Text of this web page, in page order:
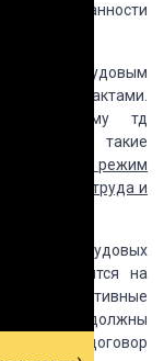
и обязанности
трудовым
нормат.
актами.
тд
явл. такие
как режим
оплаты труда и
трудовых
делятся на
должны
и без них договор